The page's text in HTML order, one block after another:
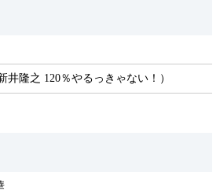
井隆之 120％やるっきゃない！）